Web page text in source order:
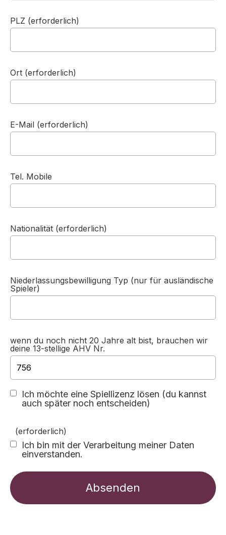
PLZ (erforderlich)
Ort (erforderlich)
E-Mail (erforderlich)
Tel. Mobile
Nationalität (erforderlich)
Niederlassungsbewilligung Typ (nur für ausländische
Spieler)
wenn du noch nicht 20 Jahre alt bist, brauchen wir
deine 13-stellige AHV Nr.
Ich möchte eine Spiellizenz lösen (du kannst
auch später noch entscheiden)
(erforderlich)
Ich bin mit der Verarbeitung meiner Daten
einverstanden.